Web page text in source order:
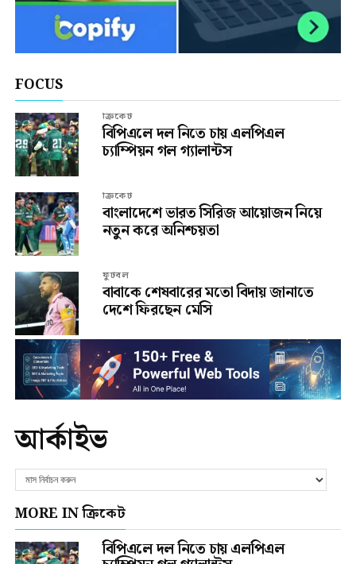
FOCUS
ক্রিকেট
বিপিএলে দল নিতে চায় এলপিএল
চ্যাম্পিয়ন গল গ্যালান্টস
ক্রিকেট
বাংলাদেশে ভারত সিরিজ আয়োজন নিয়ে
নতুন করে অনিশ্চয়তা
ফুটবল
বাবাকে শেষবারের মতো বিদায় জানাতে
দেশে ফিরছেন মেসি
আর্কাইভ
MORE IN ক্রিকেট
বিপিএলে দল নিতে চায় এলপিএল